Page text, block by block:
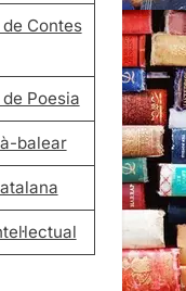
Contes
Poesia
balear